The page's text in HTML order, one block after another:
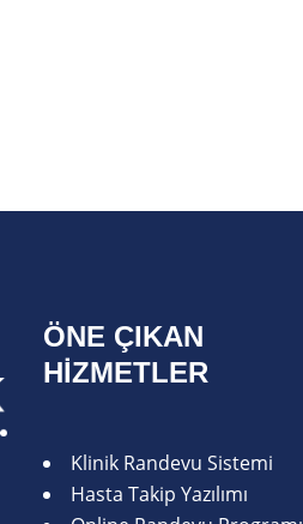
ÖNE ÇIKAN
HIZMETLER
Klinik Randevu Sistemi
Hasta Takip Yazılımı